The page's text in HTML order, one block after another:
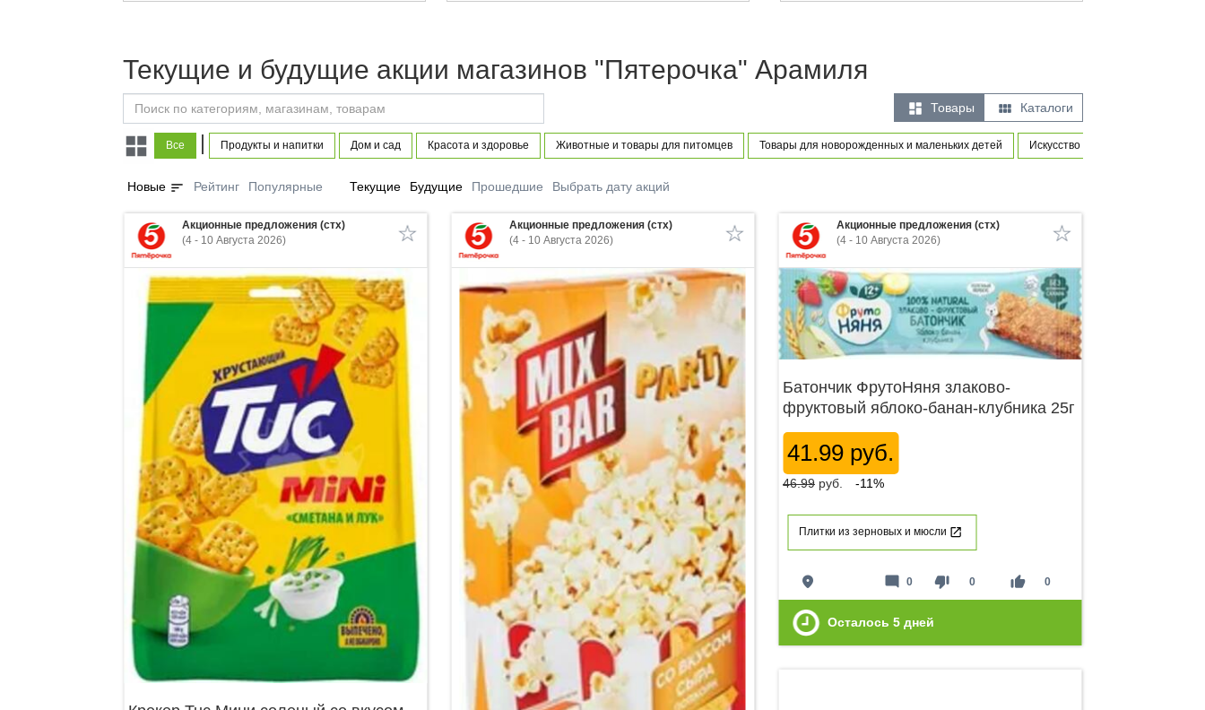
Текущие и будущие акции магазинов "Пятерочка" Арамиля
 Товары  Каталоги
Все | Продукты и напитки Дом и сад Красота и здоровье Животные и товары для питомцев Товары для новорожденных и маленьких детей Искусство и развлечения
Новые sort Рейтинг Популярные Текущие Будущие Прошедшие Выбрать дату акций
Акционные предложения (стх)
(4 - 10 Августа 2026)
Акционные предложения (стх)
(4 - 10 Августа 2026)
Акционные предложения (стх)
(4 - 10 Августа 2026)
Батончик ФрутоНяня злаково-
фруктовый яблоко-банан-клубника 25г
41.99 руб.
46.99 руб. -11%
Плитки из зерновых и мюсли
place thumb_down 0 thumb_up 0
mode_comment 0
Осталось 5 дней